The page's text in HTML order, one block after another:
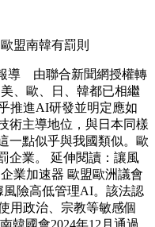
盟南韓有罰則
導 由聯合新聞網授權轉
、歐、日、韓都已相繼
推進AI研發並明定應如
術主導地位，與日本同樣
一點似乎與我國類似。歐
企業。 延伸閱讀：讓風
業加速器 歐盟歐洲議會
風險高低管理AI。該法認
用政治、宗教等敏感個